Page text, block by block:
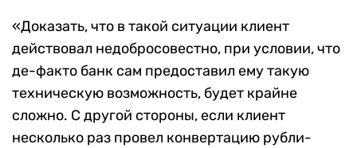
«Доказать, что в такой ситуации клиент
действовал недобросовестно, при условии, что
де-факто банк сам предоставил ему такую
техническую возможность, будет крайне
сложно. С другой стороны, если клиент
несколько раз провел конвертацию рубли-